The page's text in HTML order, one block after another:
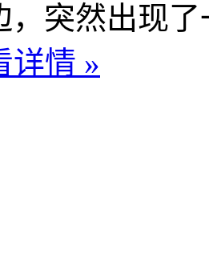
，突然出现
详情 »